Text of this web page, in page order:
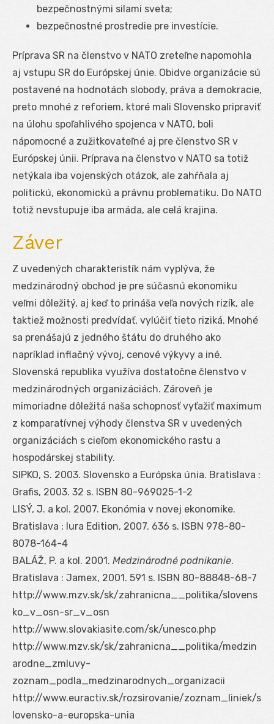
bezpečnostnými silami sveta;
bezpečnostné prostredie pre investície.
Príprava SR na členstvo v NATO zreteľne napomohla
aj vstupu SR do Európskej únie. Obidve organizácie sú
postavené na hodnotách slobody, práva a demokracie,
preto mnohé z reforiem, ktoré mali Slovensko pripraviť
na úlohu spoľahlivého spojenca v NATO, boli
nápomocné a zužitkovateľné aj pre členstvo SR v
Európskej únii. Príprava na členstvo v NATO sa totiž
netýkala iba vojenských otázok, ale zahŕňala aj
politickú, ekonomickú a právnu problematiku. Do NATO
totiž nevstupuje iba armáda, ale celá krajina.
Záver
Z uvedených charakteristík nám vyplýva, že
medzinárodný obchod je pre súčasnú ekonomiku
veľmi dôležitý, aj keď to prináša veľa nových rizík, ale
taktiež možnosti predvídať, vylúčiť tieto riziká. Mnohé
sa prenášajú z jedného štátu do druhého ako
napríklad inflačný vývoj, cenové výkyvy a iné.
Slovenská republika využíva dostatočne členstvo v
medzinárodných organizáciách. Zároveň je
mimoriadne dôležitá naša schopnosť vyťažiť maximum
z komparatívnej výhody členstva SR v uvedených
organizáciách s cieľom ekonomického rastu a
hospodárskej stability.
SIPKO, S. 2003. Slovensko a Európska únia. Bratislava :
Grafis, 2003. 32 s. ISBN 80-969025-1-2
LISÝ, J. a kol. 2007. Ekonómia v novej ekonomike.
Bratislava : Iura Edition, 2007. 636 s. ISBN 978-80-
8078-164-4
BALÁŽ, P. a kol. 2001. Medzinárodné podnikanie.
Bratislava : Jamex, 2001. 591 s. ISBN 80-88848-68-7
http://www.mzv.sk/sk/zahranicna__politika/slovens
ko_v_osn-sr_v_osn
http://www.slovakiasite.com/sk/unesco.php
http://www.mzv.sk/sk/zahranicna__politika/medzin
arodne_zmluvy-
zoznam_podla_medzinarodnych_organizacii
http://www.euractiv.sk/rozsirovanie/zoznam_liniek/s
lovensko-a-europska-unia